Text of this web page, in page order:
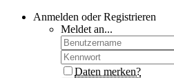
Anmelden oder Registrieren
Meldet an...
Daten merken?